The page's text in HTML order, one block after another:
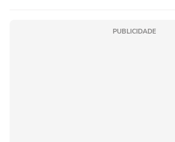
PUBLICIDADE